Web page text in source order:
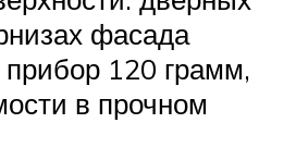
фасада
120 грамм,
в прочном